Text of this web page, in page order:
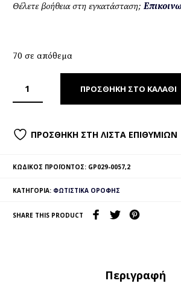
Θέλετε βοήθεια στη εγκατάσταση;
70 σε απόθεμα
ΠΡΟΣΘΉΚΗ ΣΤΟ ΚΑΛΆΘΙ
ΠΡΟΣΘΉΚΗ ΣΤΗ ΛΊΣΤΑ ΕΠΙΘΥΜΙΏΝ
ΚΩΔΙΚΌΣ ΠΡΟΪΌΝΤΟΣ: GP029-0057,2
ΚΑΤΗΓΟΡΊΑ: ΦΩΤΙΣΤΙΚΆ ΟΡΟΦΉΣ
SHARE THIS PRODUCT
Περιγραφή